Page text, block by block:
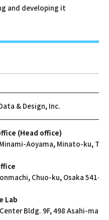
and developing it
& Design, Inc.
(Head office)
Aoyama, Minato-ku,
Chuo-ku, Osaka 541-
Lab
Bldg. 9F, 498 Asahi-